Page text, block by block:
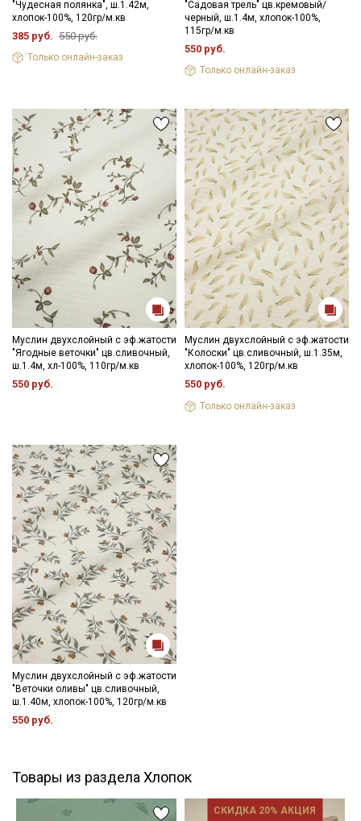
"Чудесная полянка", ш.1.42м,
хлопок-100%, 120гр/м.кв
385 руб. 550 руб.
Только онлайн-заказ
"Садовая трель" цв.кремовый/
черный, ш.1.4м, хлопок-100%,
115гр/м.кв
550 руб.
Только онлайн-заказ
Муслин двухслойный с эф.жатости
"Ягодные веточки" цв.сливочный,
ш.1.4м, хл-100%, 110гр/м.кв
550 руб.
Муслин двухслойный с эф.жатости
"Колоски" цв.сливочный, ш.1.35м,
хлопок-100%, 120гр/м.кв
550 руб.
Только онлайн-заказ
Муслин двухслойный с эф.жатости
"Веточки оливы" цв.сливочный,
ш.1.40м, хлопок-100%, 120гр/м.кв
550 руб.
Товары из раздела Хлопок
СКИДКА 20% АКЦИЯ
Ознакомлен(а) с
Политикой обработки персональных
Согласие на обработку персональных
данных